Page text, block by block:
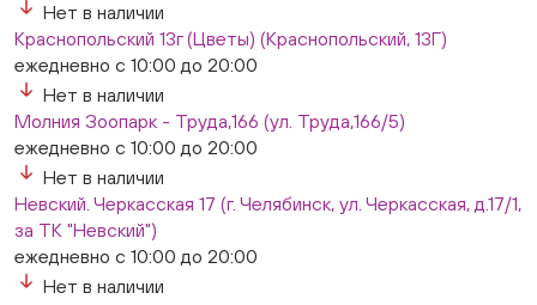
Нет в наличии
Краснопольский 13г (Цветы) (Краснопольский, 13Г)
ежедневно с 10:00 до 20:00
Нет в наличии
Молния Зоопарк - Труда,166 (ул. Труда,166/5)
ежедневно с 10:00 до 20:00
Нет в наличии
Невский. Черкасская 17 (г. Челябинск, ул. Черкасская, д.17/1,
за ТК "Невский")
ежедневно с 10:00 до 20:00
Нет в наличии